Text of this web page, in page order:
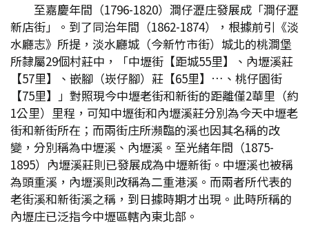
至嘉慶年間（1796-1820）澗仔瀝庄發展成「澗仔瀝
新店街」。到了同治年間（1862-1874），根據前引《淡
水廳志》所提，淡水廳城（今新竹市街）城北的桃澗堡
所隸屬29個村莊中，「中壢街【距城55里】、內壢溪莊
【57里】、嵌腳（崁仔腳）莊【65里】…、桃仔園街
【75里】」對照現今中壢老街和新街的距離僅2華里（約
1公里）里程，可知中壢街和內壢溪莊分別為今天中壢老
街和新街所在；而兩街庄所瀕臨的溪也因其名稱的改
變，分別稱為中壢溪、內壢溪。至光緒年間（1875-
1895）內壢溪莊則已發展成為中壢新街。中壢溪也被稱
為頭重溪，內壢溪則改稱為二重港溪。而兩者所代表的
老街溪和新街溪之稱，到日據時期才出現。此時所稱的
內壢庄已泛指今中壢區轄內東北部。